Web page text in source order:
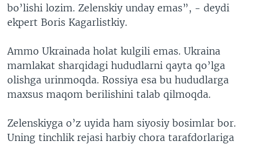
bo’lishi lozim. Zelenskiy unday emas”, - deydi
ekpert Boris Kagarlistkiy.
Ammo Ukrainada holat kulgili emas. Ukraina
mamlakat sharqidagi hududlarni qayta qo’lga
olishga urinmoqda. Rossiya esa bu hududlarga
maxsus maqom berilishini talab qilmoqda.
Zelenskiyga o’z uyida ham siyosiy bosimlar bor.
Uning tinchlik rejasi harbiy chora tarafdorlariga